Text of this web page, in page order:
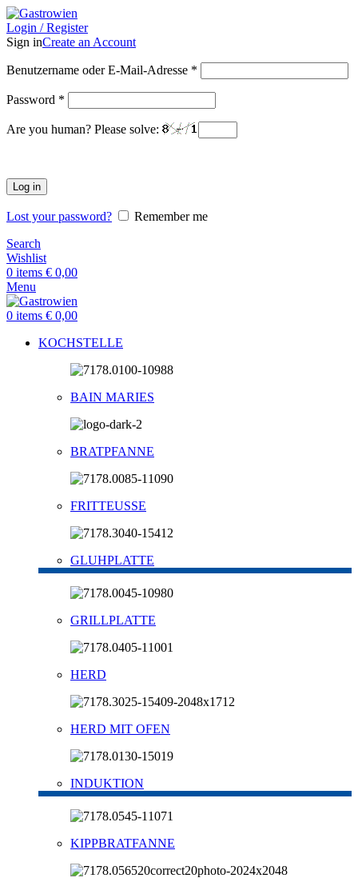
Login / Register
Sign inCreate an Account
Benutzername oder E-Mail-Adresse *
Password *
Are you human? Please solve:
Log in
Lost your password?
Remember me
Search
Wishlist
0 items € 0,00
Menu
0 items € 0,00
KOCHSTELLE
BAIN MARIES
BRATPFANNE
FRITTEUSSE
GLUHPLATTE
GRILLPLATTE
HERD
HERD MIT OFEN
INDUKTION
KIPPBRATFANNE